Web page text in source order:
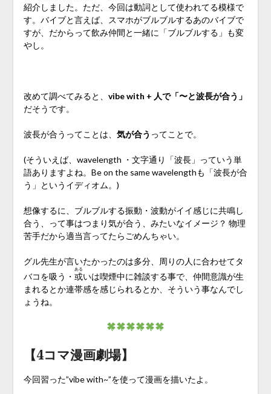
紹介しました。ただ、今回は動詞として使われてる模様で
す。バイブと言えば、スマホがブルブルするあのバイブで
すが、だからって飲み仲間と一緒に「ブルブルする」も変
やし。
改めて調べてみると、 vibe with + 人で「〜と波長が合う」
だそうです。
波長が合うってことは、 気が合う ってことで。
(そういえば、wavelength ・文字通り「波長」っていう単
語ありますよね。Be on the same wavelengthも「波長が合
う」というイディオム。)
想像するに、ブルブルする振動・波動がイイ感じに共鳴し
合う、って事はつまり気が合う、みたいなイメージ？ 物理
苦手だから適当言ってたらごめんちゃい。
グル先生が言いたかったのは多分、周りの人に合わせてタ
バコを吸う・ 或
ある
いは喫煙中に雑談する事で、仲間意識が生
まれるとか連帯感を感じられるとか、そういう事なんでし
ょうね。
【4コマ漫画劇場】
今回習った”vibe with~”を使って漫画を描いたよ。